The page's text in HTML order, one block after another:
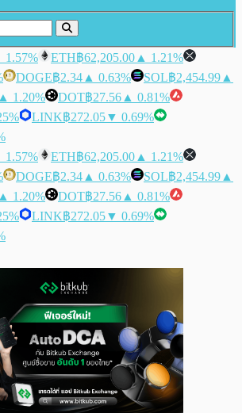
1.57% ETH฿62,205.00 ▲ 1.21%
DOGE฿2.34 ▲ 0.63% SOL฿2,454.99 ▲
▲ 1.20% DOT฿27.56 ▲ 0.81%
LINK฿272.05▼ 0.69%
1.57% ETH฿62,205.00 ▲ 1.21%
DOGE฿2.34 ▲ 0.63% SOL฿2,454.99 ▲
▲ 1.20% DOT฿27.56 ▲ 0.81%
LINK฿272.05▼ 0.69%